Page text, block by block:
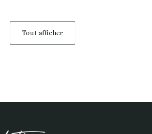
Tout afficher